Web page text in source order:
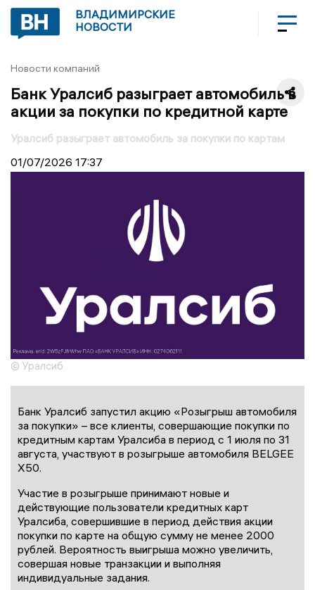
ВЛАДИМИРСКИЕ
НОВОСТИ
Новости компаний
Банк Уралсиб разыграет автомобиль в
акции за покупки по кредитной карте
Уралсиб разыграет автомобиль за покупки по картам
01/07/2026 17:37
© Уралсиб
Банк Уралсиб запустил акцию «Розыгрыш автомобиля
за покупки» – все клиенты, совершающие покупки по
кредитным картам Уралсиба в период с 1 июля по 31
августа, участвуют в розыгрыше автомобиля BELGЕE
X50.
Участие в розыгрыше принимают новые и
действующие пользователи кредитных карт
Уралсиба, совершившие в период действия акции
покупки по карте на общую сумму не менее 2000
рублей. Вероятность выигрыша можно увеличить,
совершая новые транзакции и выполняя
индивидуальные задания.